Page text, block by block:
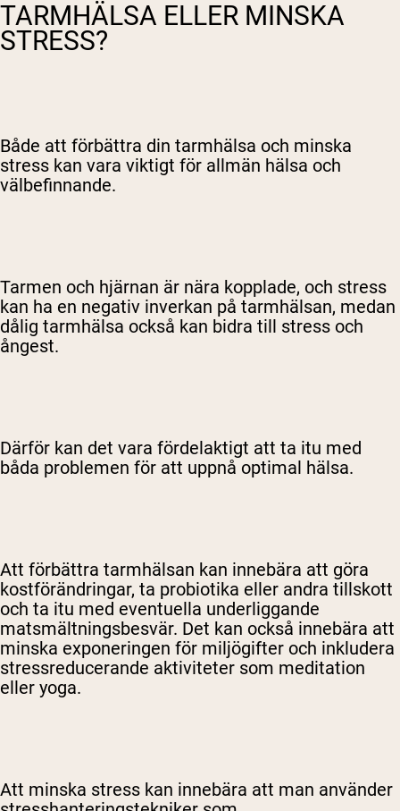
TARMHÄLSA ELLER MINSKA
STRESS?
Både att förbättra din tarmhälsa och minska
stress kan vara viktigt för allmän hälsa och
välbefinnande.
Tarmen och hjärnan är nära kopplade, och stress
kan ha en negativ inverkan på tarmhälsan, medan
dålig tarmhälsa också kan bidra till stress och
ångest.
Därför kan det vara fördelaktigt att ta itu med
båda problemen för att uppnå optimal hälsa.
Att förbättra tarmhälsan kan innebära att göra
kostförändringar, ta probiotika eller andra tillskott
och ta itu med eventuella underliggande
matsmältningsbesvär. Det kan också innebära att
minska exponeringen för miljögifter och inkludera
stressreducerande aktiviteter som meditation
eller yoga.
Att minska stress kan innebära att man använder